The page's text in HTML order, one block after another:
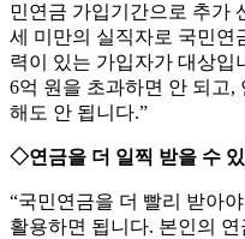
민연금 가입기간으로 추가
세 미만의 실직자로 국민연
력이 있는 가입자가 대상입
6억 원을 초과하면 안 되고,
해도 안 됩니다.”
◇연금을 더 일찍 받을 수
“국민연금을 더 빨리 받아
활용하면 됩니다. 본인의